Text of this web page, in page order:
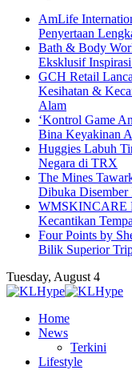
AmLife
Penyertaan
Bath & Body
Eksklusif
GCH Retail
Kesihatan &
Alam
‘Kontrol Game
Bina Keyakinan
Huggies Labuh
Negara di TRX
The Mines
Dibuka Disember
WMSKINCARE
Kecantikan
Four Points by
Bilik Superior
Tuesday, August 4
Home
News
Terkini
Lifestyle